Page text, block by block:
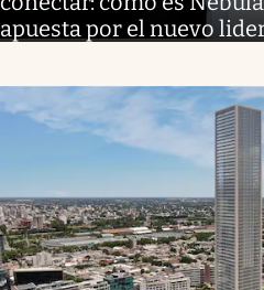
apuesta por el nuevo